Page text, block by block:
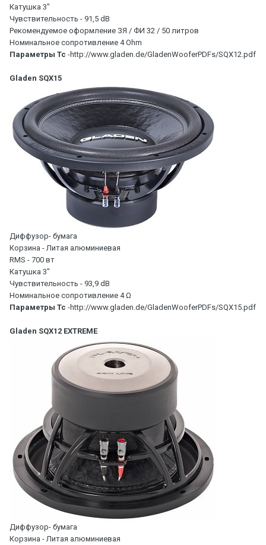
Катушка 3"
Чувствительность - 91,5 dB
Рекомендуемое оформление ЗЯ / ФИ 32 / 50 литров
Номинальное сопротивление 4 Ohm
Параметры Тс -http://www.gladen.de/GladenWooferPDFs/SQX12.pdf
Gladen SQX15
Диффузор- бумага
Корзина - Литая алюминиевая
RMS - 700 вт
Катушка 3"
Чувствительность - 93,9 dB
Номинальное сопротивление 4 Ω
Параметры Тс -http://www.gladen.de/GladenWooferPDFs/SQX15.pdf
Gladen SQX12 EXTREME
Диффузор- бумага
Корзина - Литая алюминиевая